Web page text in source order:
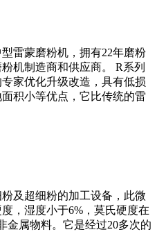
雷蒙磨粉机，拥有22年磨粉
机制造商和供应商。 R系列
家优化升级改造，具有低损
积小等优点，它比传统的雷
及超细粉的加工设备，此微
，湿度小于6%，莫氏硬度在
金属物料。它是经过20多次的